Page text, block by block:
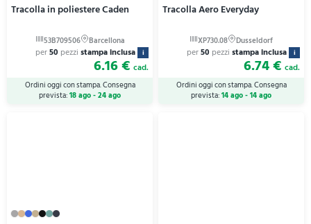
Tracolla in poliestere Caden
per50 pezzi stampa inclusa i
6.16 € cad.
Ordini oggi con stampa. Consegna
prevista:18 ago - 24 ago
Tracolla Aero Everyday
per50 pezzi stampa inclusa i
6.74 € cad.
Ordini oggi con stampa. Consegna
prevista:14 ago - 14 ago